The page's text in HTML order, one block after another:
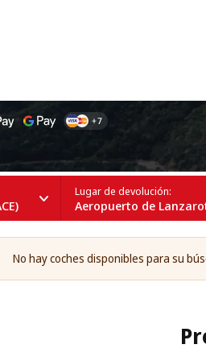
Lugar de devolución:
Aeropuerto de
No hay coches disponibles para su